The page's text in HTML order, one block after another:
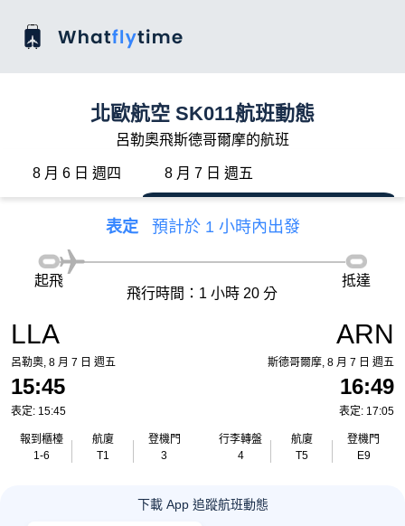
北歐航空 SK011航班動態
呂勒奧飛斯德哥爾摩的航班
8 月 6 日 週四 8 月 7 日 週五
表定 預計於 1 小時內出發
LLA
呂勒奧, 8 月 7 日 週五
15:45
表定: 15:45
報到櫃檯
1-6
航廈
T1
登機門
3
起飛
飛行時間：1 小時 20 分
抵達
ARN
斯德哥爾摩, 8 月 7 日 週五
16:49
表定: 17:05
行李轉盤
4
航廈
T5
登機門
E9
下載 App 追蹤航班動態